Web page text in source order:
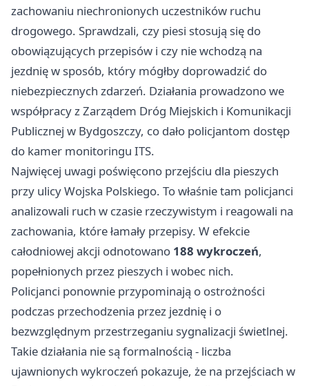
zachowaniu niechronionych uczestników ruchu
drogowego. Sprawdzali, czy piesi stosują się do
obowiązujących przepisów i czy nie wchodzą na
jezdnię w sposób, który mógłby doprowadzić do
niebezpiecznych zdarzeń. Działania prowadzono we
współpracy z Zarządem Dróg Miejskich i Komunikacji
Publicznej w Bydgoszczy, co dało policjantom dostęp
do kamer monitoringu ITS.
Najwięcej uwagi poświęcono przejściu dla pieszych
przy ulicy Wojska Polskiego. To właśnie tam policjanci
analizowali ruch w czasie rzeczywistym i reagowali na
zachowania, które łamały przepisy. W efekcie
całodniowej akcji odnotowano 188 wykroczeń,
popełnionych przez pieszych i wobec nich.
Policjanci ponownie przypominają o ostrożności
podczas przechodzenia przez jezdnię i o
bezwzględnym przestrzeganiu sygnalizacji świetlnej.
Takie działania nie są formalnością - liczba
ujawnionych wykroczeń pokazuje, że na przejściach w